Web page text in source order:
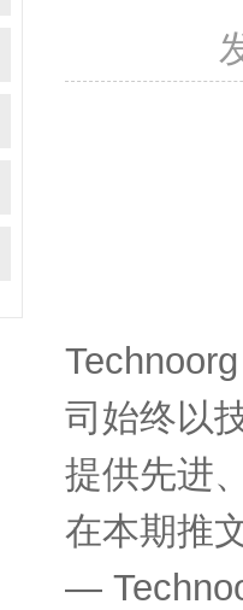
司始终以
提供先进
在本期推
—